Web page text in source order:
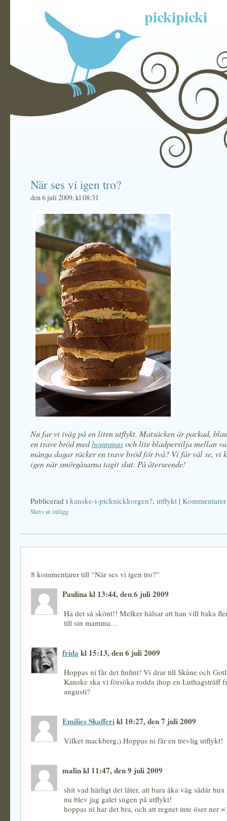
pickipicki
När ses vi igen tro?
den 6 juli 2009, kl 08:31
Nu far vi iväg på en liten utflykt. Matsäcken är packad,
en trave bröd medhoummusoch lite bladpersilja mellan
många dagar räcker en trave bröd för två? Vi får väl se, vi
igen när smörgåsarna tagit slut. På återseende!
Publicerad i kanske-i-picknickkorgen?, utflykt |
Skriv ut inlägg
8 kommentarer till “När ses vi igen tro?”
Paulina kl 13:44, den 6 juli 2009
Ha det så skönt!! Melker hälsar att han vill baka
till sin mamma…
frida kl 15:13, den 6 juli 2009
Hoppas ni får det finfint! Vi drar till Skåne och
Kanske ska vi försöka rodda ihop en Luthagsträff
augusti?
Emilies Skafferikl 10:27, den 7 juli 2009
Vilket mackberg;) Hoppas ni får en trevlig utflykt!
malin kl 11:47, den 9 juli 2009
shit vad härligt det låter, att bara åka väg sådär
nu blev jag galet sugen på utflykt!
hoppas ni har det bra, och att regnet inte öser ner